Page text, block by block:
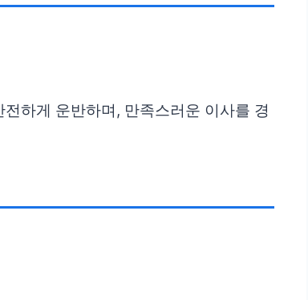
하게 운반하며, 만족스러운 이사를 경